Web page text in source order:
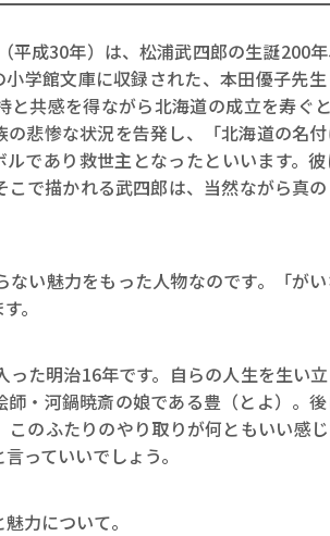
成30年）は、松浦武四郎の生誕200
学館文庫に収録された、本田優子先
と共感を得ながら北海道の成立を寿ぐ
悲惨な状況を告発し、「北海道の名
であり救世主となったといいます。
で描かれる武四郎は、当然ながら真
い魅力をもった人物なのです。「がい
。
た明治16年です。自らの人生を生い
・河鍋暁斎の娘である豊（とよ）。
のふたりのやり取りが何ともいい感
っていいでしょう。
力について。
賞